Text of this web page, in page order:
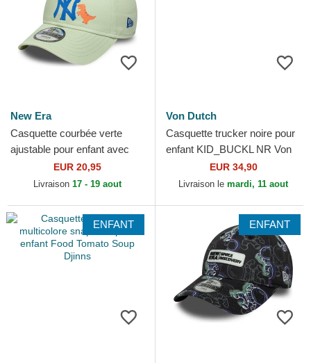
New Era
Casquette courbée verte
ajustable pour enfant avec
logo bleu 9FORTY Dino Icon
New York Yankees...
EUR 20,95
Livraison 17 - 19 aout
Von Dutch
Casquette trucker noire pour
enfant KID_BUCKL NR Von
EUR 34,90
Livraison le mardi, 11 aout
ENFANT ENFANT